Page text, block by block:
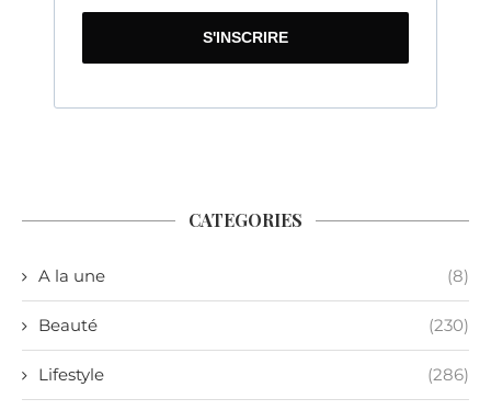
S'INSCRIRE
CATEGORIES
A la une (8)
Beauté (230)
Lifestyle (286)